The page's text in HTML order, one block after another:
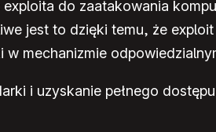
do zaatakowania
jest to dzięki temu, że
mechanizmie
i uzyskanie pełnego